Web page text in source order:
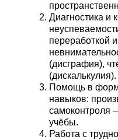
Диагностика и
переработкой
(дисграфия),
(дискалькулия).
Помощь в
навыков:
самоконтроля
учёбы.
Работа с